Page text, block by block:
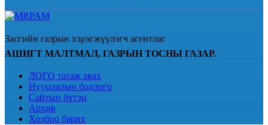
Засгийн газрын хэрэгжүүлэгч агентлаг
АШИГТ МАЛТМАЛ, ГАЗРЫН ТОСНЫ ГАЗАР.
ЛОГО татаж авах
Нууцлалын бодлого
Сайтын бүтэц
Архив
Холбоо барих